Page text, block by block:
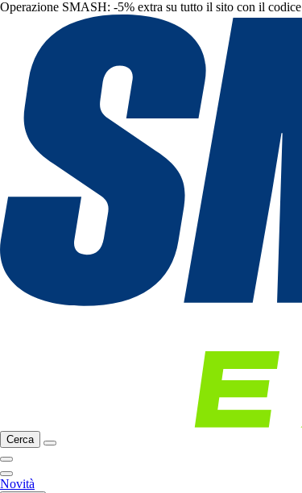
Operazione SMASH: -5% extra su tutto il sito con il codice
Cerca
Novità